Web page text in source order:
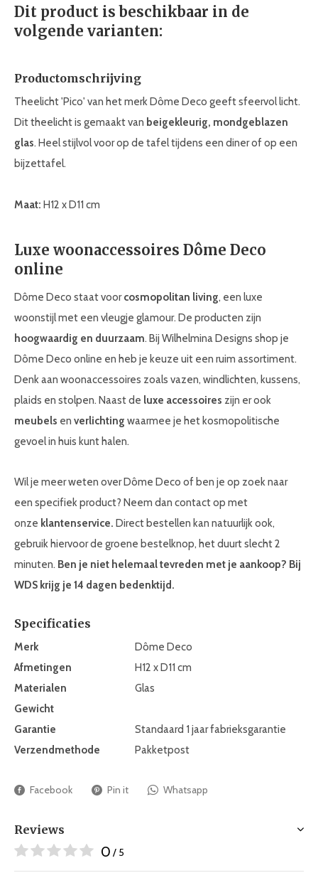
Dit product is beschikbaar in de
volgende varianten:
Productomschrijving
Theelicht 'Pico' van het merk Dôme Deco geeft sfeervol licht.
Dit theelicht is gemaakt van beige kleurig, mondgeblazen
glas. Heel stijlvol voor op de tafel tijdens een diner of op een
bijzettafel.
Maat: H12 x D11 cm
Luxe woonaccessoires Dôme Deco
online
Dôme Deco staat voorcosmopolitan living, een luxe
woonstijl met een vleugje glamour. De producten zijn
hoogwaardig en duurzaam. Bij Wilhelmina Designs shop je
Dôme Deco online en heb je keuze uit een ruim assortiment.
Denk aan woonaccessoires zoals vazen, windlichten, kussens,
plaids en stolpen. Naast de luxe accessoires zijn er ook
meubels en verlichting waarmee je het kosmopolitische
gevoel in huis kunt halen.
Wil je meer weten over Dôme Deco of ben je op zoek naar
een specifiek product? Neem dan contact op met
onze klantenservice. Direct bestellen kan natuurlijk ook,
gebruik hiervoor de groene bestelknop, het duurt slecht 2
minuten. Ben je niet helemaal tevreden met je aankoop? Bij
WDS krijg je 14 dagen bedenktijd.
Specificaties
Merk
Dôme Deco
Afmetingen
H12 x D11 cm
Materialen
Glas
Gewicht
Garantie
Standaard 1 jaar fabrieksgarantie
Verzendmethode
Pakketpost
Facebook Pin it Whatsapp
Reviews
0 / 5